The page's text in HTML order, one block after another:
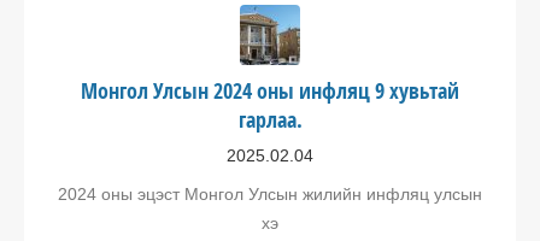
Монгол Улсын 2024 оны инфляц 9 хувьтай
гарлаа.
2025.02.04
2024 оны эцэст Монгол Улсын жилийн инфляц улсын
хэ